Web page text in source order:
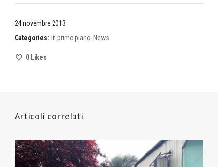
24 novembre 2013
Categories: In primo piano, News
0 Likes
Articoli correlati